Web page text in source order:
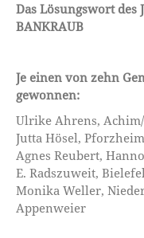
Das Lösungswort des
BANKRAUB
Je einen von zehn
gewonnen:
Ulrike Ahrens,
Jutta Hösel,
Agnes Reubert,
E. Radszuweit,
Monika Weller,
Appenweier